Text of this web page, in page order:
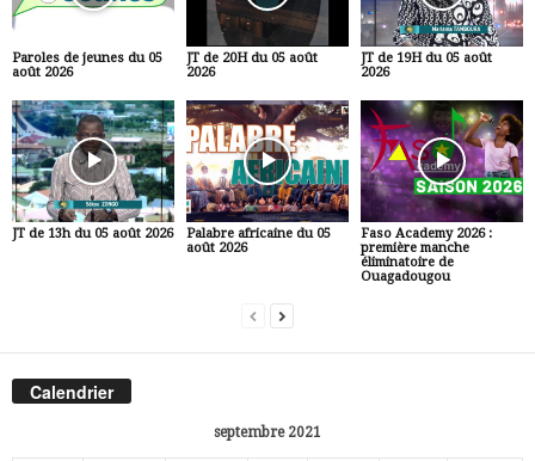
Paroles de jeunes du 05
août 2026
JT de 20H du 05 août
2026
JT de 19H du 05 août
2026
JT de 13h du 05 août 2026
Palabre africaine du 05
août 2026
Faso Academy 2026 :
première manche
éliminatoire de
Ouagadougou
Calendrier
septembre 2021